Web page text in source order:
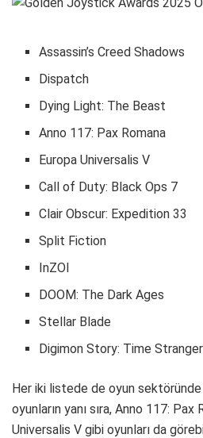
Assassin’s Creed Shadows
Dispatch
Dying Light: The Beast
Anno 117: Pax Romana
Europa Universalis V
Call of Duty: Black Ops 7
Clair Obscur: Expedition 33
Split Fiction
InZOI
DOOM: The Dark Ages
Stellar Blade
Digimon Story: Time Stranger
Her iki listede de oyun sektöründe
oyunların yanı sıra, Anno 117: Pax
Universalis V gibi oyunları da